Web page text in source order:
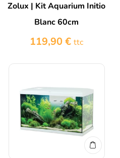
Zolux | Kit Aquarium Initio
Blanc 60cm
119,90€ ttc